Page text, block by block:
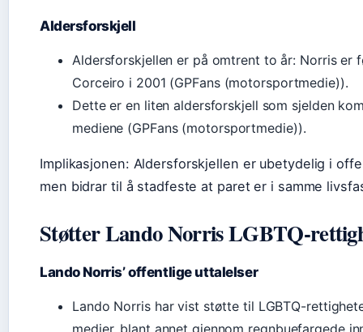
Aldersforskjell
Aldersforskjellen er på omtrent to år: Norris er
Corceiro i 2001 (GPFans (motorsportmedie)).
Dette er en liten aldersforskjell som sjelden
mediene (GPFans (motorsportmedie)).
Implikasjonen: Aldersforskjellen er ubetydelig i
men bidrar til å stadfeste at paret er i samme
Støtter Lando Norris LGBTQ-
Lando Norris’ offentlige uttalelser
Lando Norris har vist støtte til LGBTQ-
medier, blant annet gjennom regnbuefargede